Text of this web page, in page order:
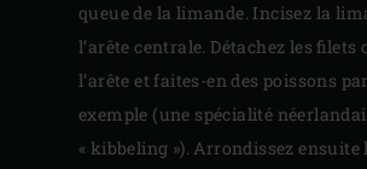
queue de la limande. Incisez la
l’arête centrale. Détachez les filets
l’arête et faites-en des poissons
exemple (une spécialité
« kibbeling »). Arrondissez ensuite